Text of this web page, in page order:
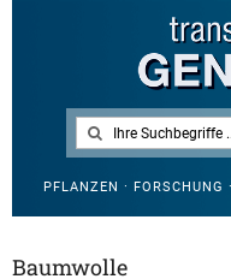
PFLANZEN ·
Baumwolle